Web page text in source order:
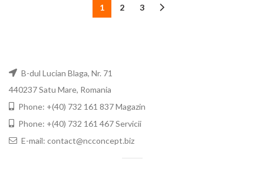
1 2 3
B-dul Lucian Blaga, Nr. 71
440237 Satu Mare, Romania
Phone: +(40) 732 161 837 Magazin
Phone: +(40) 732 161 467 Servicii
E-mail: contact@ncconcept.biz